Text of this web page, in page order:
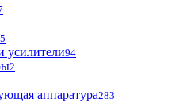
5
усилители94
2
аппаратура283